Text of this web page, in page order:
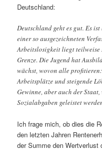
Deutschland:
Deutschland geht es gut. Es
einer so ausgezeichneten
Arbeitslosigkeit liegt
Grenze. Die Jugend hat
wächst, wovon alle
Arbeitsplätze und steigende
Gewinne, aber auch der
Sozialabgaben geleistet
Ich frage mich, ob dies die
den letzten Jahren
der Summe den